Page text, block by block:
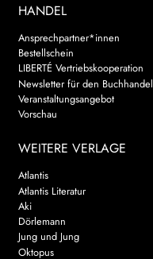
HANDEL
Ansprechpartner*innen
Bestellschein
LIBERTÉ Vertriebskooperation
Newsletter für den Buchhandel
Veranstaltungsangebot
Vorschau
WEITERE VERLAGE
Atlantis
Atlantis Literatur
Aki
Dörlemann
Jung und Jung
Oktopus